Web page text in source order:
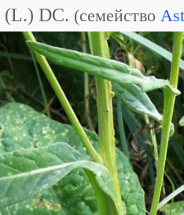
(L.) DC. (семейство